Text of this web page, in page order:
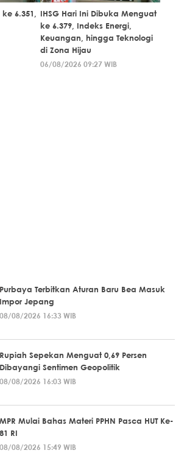
ke 6.351, IHSG Hari Ini Dibuka Menguat
ke 6.379, Indeks Energi,
Keuangan, hingga Teknologi
di Zona Hijau
06/08/2026 09:27 WIB
Purbaya Terbitkan Aturan Baru Bea Masuk
Impor Jepang
08/08/2026 16:33 WIB
Rupiah Sepekan Menguat 0,69 Persen
Dibayangi Sentimen Geopolitik
08/08/2026 16:03 WIB
MPR Mulai Bahas Materi PPHN Pasca HUT Ke-
81 RI
08/08/2026 15:49 WIB